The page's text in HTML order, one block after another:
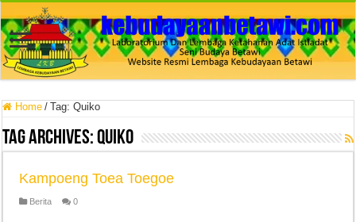
Home / Tag:Quiko
Tag Archives:Quiko
Kampoeng Toea Toegoe
Berita 0